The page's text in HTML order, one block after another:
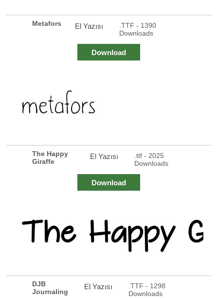
Metafors El Yazısı
.TTF - 1390
Downloads
Download
The Happy
Giraffe
El Yazısı
.ttf - 2025
Downloads
Download
DJB
Journaling
El Yazısı
.TTF - 1298
Downloads